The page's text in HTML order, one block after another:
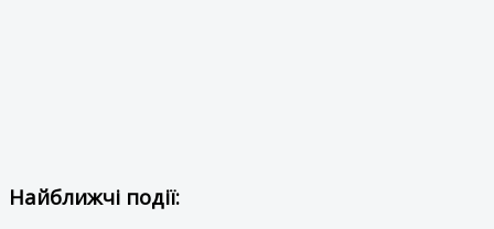
Найближчі події: